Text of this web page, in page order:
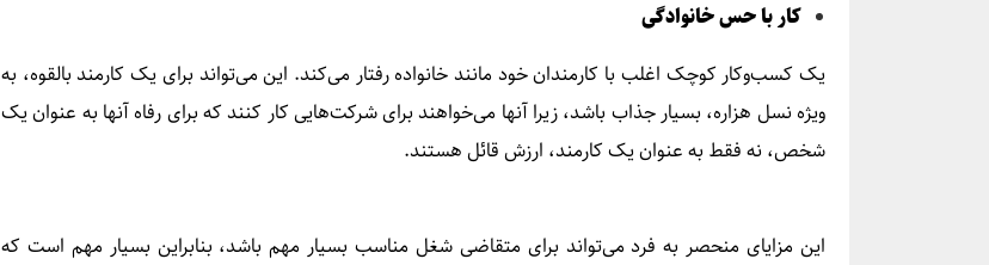
کار با حس خانوادگی
یک کسب‌وکار کوچک اغلب با کارمندان خود مانند خانواده رفتار می‌کند. این می‌تواند برای یک کارمند بالقوه، به
ویژه نسل هزاره، بسیار جذاب باشد، زیرا آنها می‌خواهند برای شرکت‌هایی کار کنند که برای رفاه آنها به عنوان یک
شخص، نه فقط به عنوان یک کارمند، ارزش قائل هستند.
این مزایای منحصر به فرد می‌تواند برای متقاضی شغل مناسب بسیار مهم باشد، بنابراین بسیار مهم است که